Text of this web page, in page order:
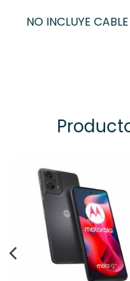
NO INCLUYE CABLE